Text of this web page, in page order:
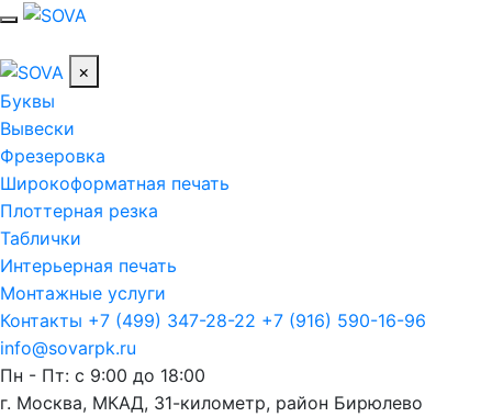
×
Буквы
Вывески
Фрезеровка
Широкоформатная печать
Плоттерная резка
Таблички
Интерьерная печать
Монтажные услуги
Контакты +7 (499) 347-28-22 +7 (916) 590-16-96
info@sovarpk.ru
Пн - Пт: с 9:00 до 18:00
г. Москва, МКАД, 31-километр, район Бирюлево